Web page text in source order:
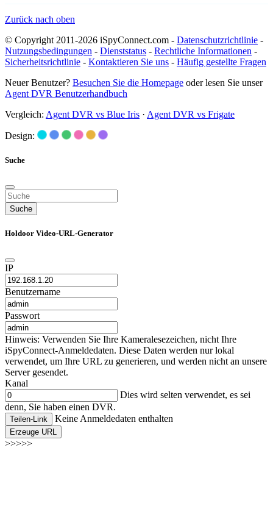
Zurück nach oben
© Copyright 2011-2026 iSpyConnect.com - Datenschutzrichtlinie -
Nutzungsbedingungen - Dienststatus - Rechtliche Informationen -
Sicherheitsrichtlinie - Kontaktieren Sie uns - Häufig gestellte Fragen
Neuer Benutzer? Besuchen Sie die Homepage oder lesen Sie unser
Agent DVR Benutzerhandbuch
Vergleich: Agent DVR vs Blue Iris · Agent DVR vs Frigate
Design:
Suche
Suche
Holdoor Video-URL-Generator
IP
Benutzername
Passwort
Hinweis: Verwenden Sie Ihre Kameralesezeichen, nicht Ihre
iSpyConnect-Anmeldedaten. Diese Daten werden nur lokal
verwendet, um Ihre URL zu generieren, und werden nicht an unsere
Server gesendet.
Kanal
Dies wird selten verwendet, es sei
denn, Sie haben einen DVR.
Teilen-Link Keine Anmeldedaten enthalten
Erzeuge URL
>>>>>